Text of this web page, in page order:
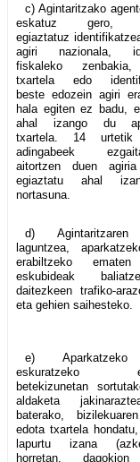
c) Agintaritzako
eskatuz gero,
egiaztatuz
agiri nazionala,
fiskaleko
txartela edo
beste edozein agiri
hala egiten ez badu,
ahal izango du
txartela. 14 urtetik
adingabeek
aitortzen duen agiria
egiaztatu ahal
nortasuna.
d) Agintaritzaren
laguntzea,
erabiltzeko
eskubideak
daitezkeen trafiko-
eta gehien saihesteko.
e) Aparkatzeko
eskuratzeko
betekizunetan
aldaketa
baterako,
edota txartela
lapurtu izana
horretan,